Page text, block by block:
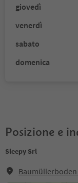
giovedì
venerdì
sabato
domenica
Posizione e
Sleepy Srl
Baumüllerboden